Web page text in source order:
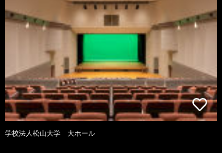
学校法人松山大学 大ホール